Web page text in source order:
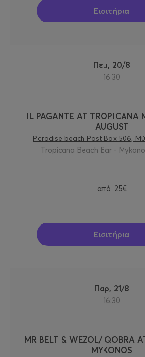
Εισιτήρια
Πεμ, 20/8
16:30
IL PAGANTE AT TROPICANA
AUGUST
Paradise beach Post Box 506,
Tropicana Beach Bar -
από 25€
Εισιτήρια
Παρ, 21/8
16:30
MR BELT & WEZOL/ QOBRA
MYKONOS